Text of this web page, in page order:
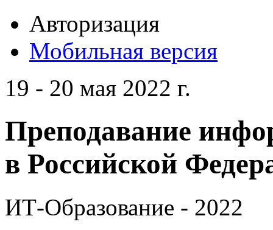
Авторизация
Мобильная версия
19 - 20 мая 2022 г.
Преподавание
в Российской
ИТ-Образование - 2022